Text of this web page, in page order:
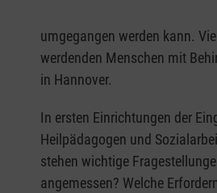
umgegangen werden kann.
werdenden Menschen mit
in Hannover.
In ersten Einrichtungen der
Heilpädagogen und
stehen wichtige
angemessen? Welche